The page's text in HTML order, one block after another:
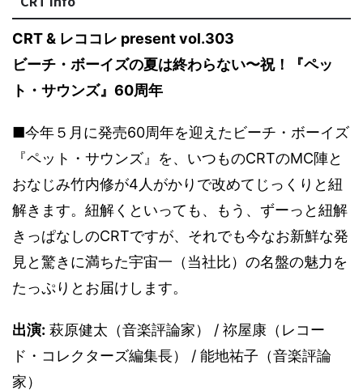
CRT & レココレ present vol.303
ビーチ・ボーイズの夏は終わらない〜祝！『ペッ
ト・サウンズ』60周年
■今年５月に発売60周年を迎えたビーチ・ボーイズ
『ペット・サウンズ』を、いつものCRTのMC陣と
おなじみ竹内修が4人がかりで改めてじっくりと紐
解きます。紐解くといっても、もう、ずーっと紐解
きっぱなしのCRTですが、それでも今なお新鮮な発
見と驚きに満ちた宇宙一（当社比）の名盤の魅力を
たっぷりとお届けします。
出演: 萩原健太（音楽評論家） / 祢屋康（レコー
ド・コレクターズ編集長） / 能地祐子（音楽評論
家）